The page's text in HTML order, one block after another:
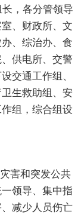
，各分管领导
、财政所、文
、综治办、食
供电所、交警
交通工作组、
生救助组、安
组，综合组设
害和突发公共
领导、集中指
减少人员伤亡